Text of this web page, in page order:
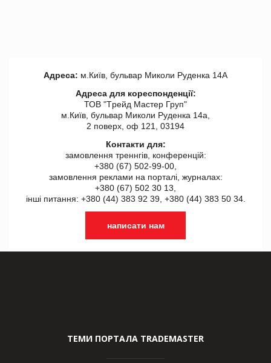
Адреса: м.Київ, бульвар Миколи Руденка 14А
Адреса для кореспонденції:
ТОВ "Tрейд Мастер Груп"
м.Київ, бульвар Миколи Руденка 14а,
2 поверх, оф 121, 03194
Контакти для:
замовлення треннгів, конференцій:
+380 (67) 502-99-00,
замовлення реклами на порталі, журналах:
+380 (67) 502 30 13,
інші питання: +380 (44) 383 92 39, +380 (44) 383 50 34.
написати нам
ТЕМИ ПОРТАЛА TRADEMASTER